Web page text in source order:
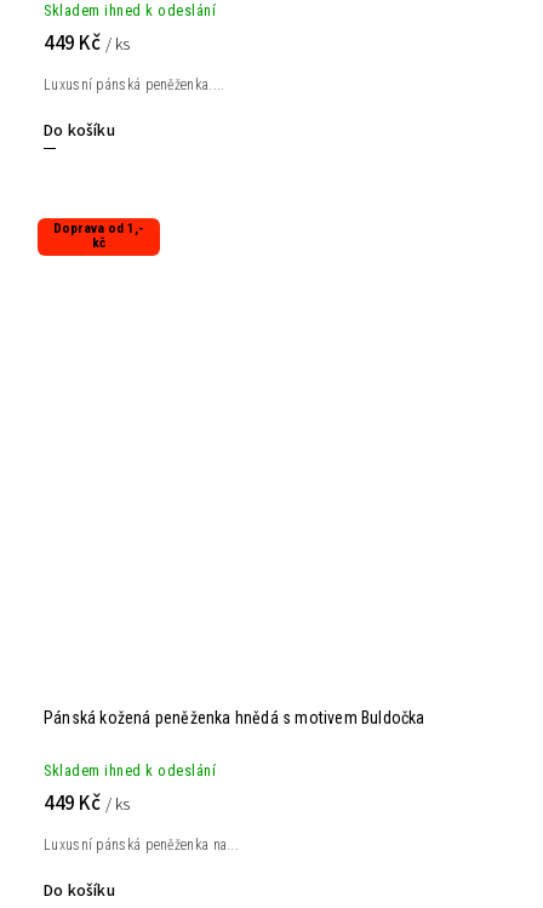
Skladem ihned k odeslání
449 Kč / ks
Do košíku
Luxusní pánská peněženka....
Doprava od 1,-
kč
Pánská kožená peněženka hnědá s motivem Buldočka
Skladem ihned k odeslání
449 Kč / ks
Do košíku
Luxusní pánská peněženka na...